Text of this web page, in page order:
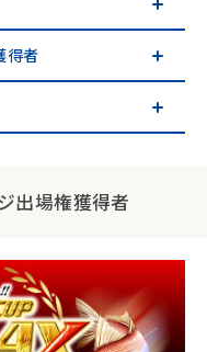
得者
出場権獲得者